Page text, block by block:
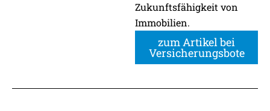
Zukunftsfähigkeit von
Immobilien.
zum Artikel bei
Versicherungsbote